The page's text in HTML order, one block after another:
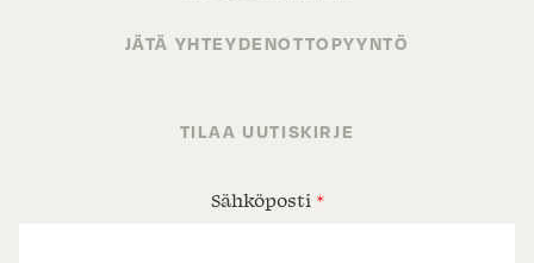
JÄTÄ YHTEYDENOTTOPYYNTÖ
TILAA UUTISKIRJE
Sähköposti *